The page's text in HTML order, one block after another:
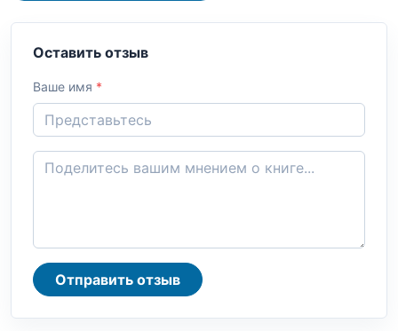
Оставить отзыв
Ваше имя *
Отправить отзыв